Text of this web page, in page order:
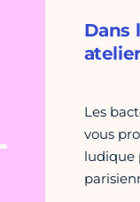
Dans
Les
vous
ludique